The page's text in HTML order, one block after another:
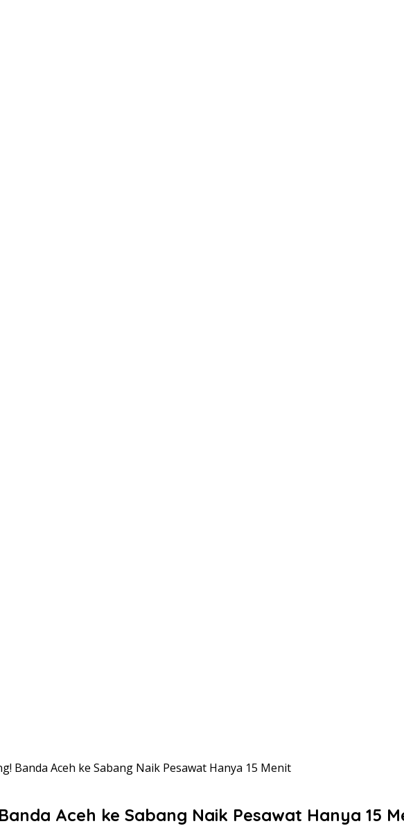
Banda Aceh ke Sabang Naik Pesawat Hanya 15 Menit
Aceh ke Sabang Naik Pesawat Hanya 15